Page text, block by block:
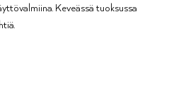
Keveässä tuoksussa